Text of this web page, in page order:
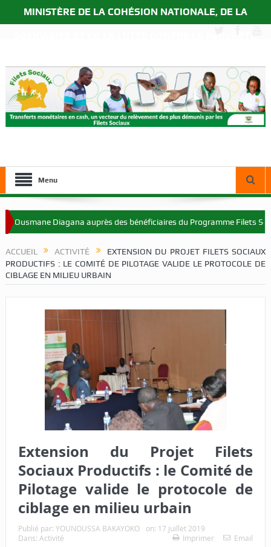
MINISTÈRE DE LA COHÉSION NATIONALE, DE LA
Menu
Diagana auprès des bénéficiaires du Programme Filets Sociaux
ACCUEIL ACTIVITÉ
EXTENSION DU PROJET FILETS SOCIAUX
PRODUCTIFS : LE COMITÉ DE PILOTAGE VALIDE LE PROTOCOLE DE
CIBLAGE EN MILIEU URBAIN
Extension du Projet Filets
Sociaux Productifs : le Comité de
Pilotage valide le protocole de
ciblage en milieu urbain
Publié par: YOUNOUSSA BAKAYOKO on: 17 juillet 2019
Dans: Activité Imprimer Email